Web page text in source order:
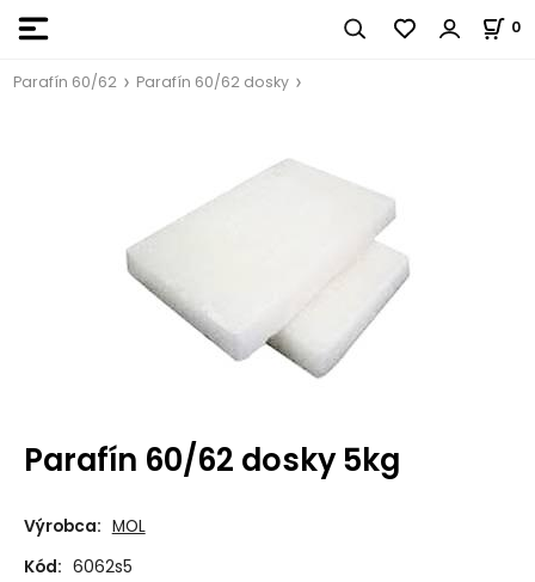
0
Parafín 60/62 Parafín 60/62 dosky
Parafín 60/62 dosky 5kg
Výrobca: MOL
Kód: 6062s5